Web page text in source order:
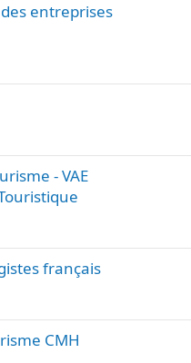
entreprises
- VAE
français
CMH